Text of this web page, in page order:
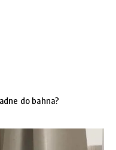
do bahna?